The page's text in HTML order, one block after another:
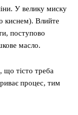
У велику миску
киснем). Влийте
поступово
масло.
що тісто треба
процес, тим